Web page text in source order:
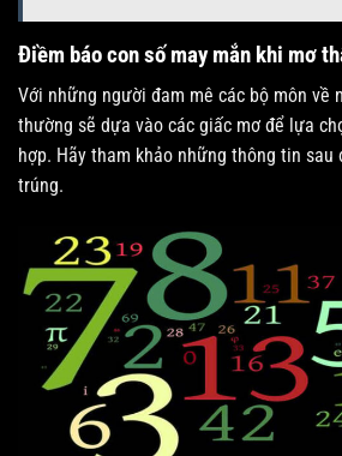
Điềm báo con số may mắn khi mơ
Với những người đam mê các bộ môn về
thường sẽ dựa vào các giấc mơ để lựa
hợp. Hãy tham khảo những thông tin sau
trúng.